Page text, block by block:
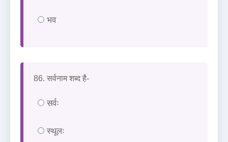
भव
86. सर्वनाम शब्द है-
सर्वः
स्थूलः